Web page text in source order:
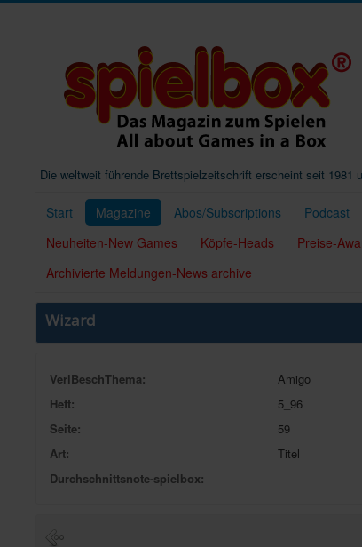
Die weltweit führende Brettspielzeitschrift erscheint seit
Start Magazine Abos/Subscriptions Podcast
Neuheiten-New Games
Köpfe-Heads Preise-
Archivierte Meldungen-News archive
Wizard
VerlBeschThema:
Amigo
Heft:
5_96
Seite:
59
Art:
Titel
Durchschnittsnote-spielbox: